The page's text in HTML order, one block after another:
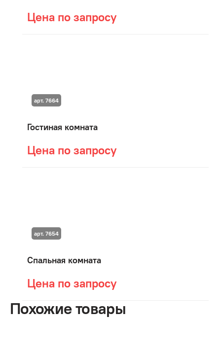
Цена по запросу
Гостиная комната
Цена по запросу
арт. 7664
Спальная комната
Цена по запросу
арт. 7654
Похожие товары